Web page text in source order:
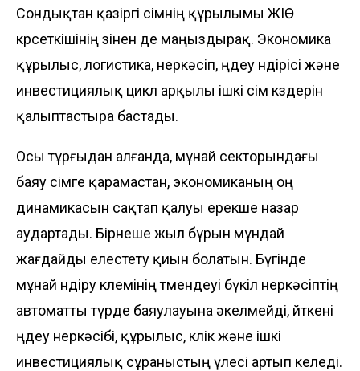
Сондықтан қазіргі өсімнің құрылымы ЖІӨ
көрсеткішінің өзінен де маңыздырақ. Экономика
құрылыс, логистика, өнеркәсіп, өңдеу өндірісі және
инвестициялық цикл арқылы ішкі өсім көздерін
қалыптастыра бастады.
Осы тұрғыдан алғанда, мұнай секторындағы
баяу өсімге қарамастан, экономиканың оң
динамикасын сақтап қалуы ерекше назар
аудартады. Бірнеше жыл бұрын мұндай
жағдайды елестету қиын болатын. Бүгінде
мұнай өндіру көлемінің төмендеуі бүкіл өнеркәсіптің
автоматты түрде баяулауына әкелмейді, өйткені
өңдеу өнеркәсібі, құрылыс, көлік және ішкі
инвестициялық сұраныстың үлесі артып келеді.